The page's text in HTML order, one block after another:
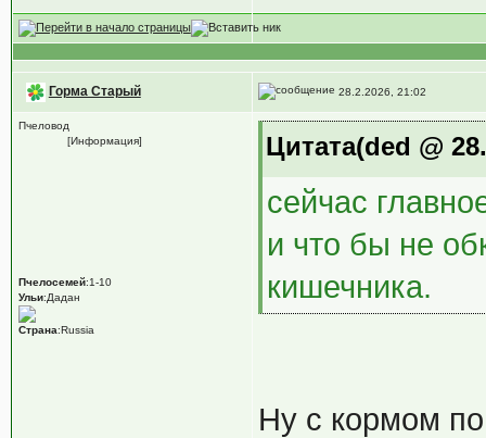
Горма Старый 28.2.2026, 21:02
Пчеловод
[Информация]
Пчелосемей:1-10
Ульи:Дадан
Страна:Russia
Цитата(ded @
сейчас
и что бы не
кишечника.
Ну с кормом